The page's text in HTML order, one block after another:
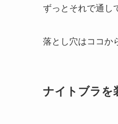
ずっとそれで通し
落とし穴はココか
ナイトブラを